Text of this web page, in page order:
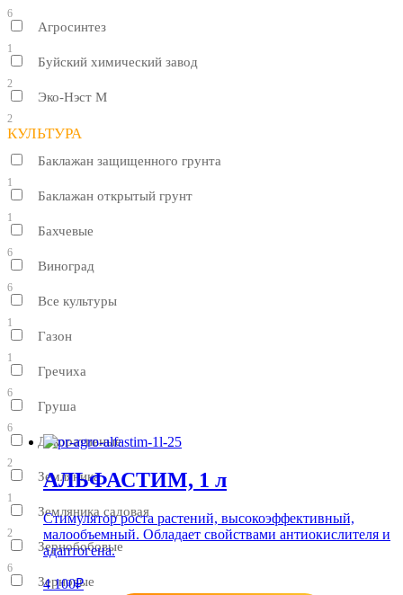
6
Агросинтез
1
Буйский химический завод
2
Эко-Нэст М
2
КУЛЬТУРА
Баклажан защищенного грунта
1
Баклажан открытый грунт
1
Бахчевые
6
Виноград
6
Все культуры
1
Газон
1
Гречиха
6
Груша
6
Декоративные
2
Земляника
1
Земляника садовая
2
Зернобобовые
6
Зерновые
АЛЬФАСТИМ, 1 л
Стимулятор роста растений, высокоэффективный,
малообъемный. Обладает свойствами антиокислителя и
адаптогена.
4 100₽